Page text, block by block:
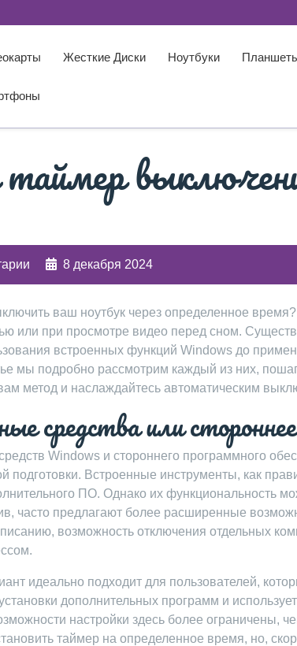
Жесткие Диски Ноутбуки
8 декабря 2024
ваш ноутбук через определенное
или при просмотре видео перед сном.
встроенных функций Windows до
мы подробно рассмотрим каждый из них,
метод и наслаждайтесь автоматическим
средства или
Windows и стороннего программного
подготовки. Встроенные инструменты, как
ПО. Однако их функциональность
часто предлагают более расширенные
возможность отключения отдельных
идеально подходит для пользователей,
дополнительных программ и
настройки здесь более ограничены,
таймер на определенное время, но,